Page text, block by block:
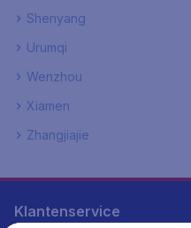
Shenyang
Urumqi
Wenzhou
Xiamen
Zhangjiajie
Klantenservice